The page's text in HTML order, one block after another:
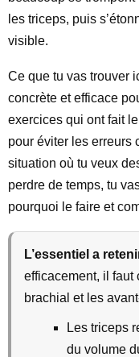
les triceps, puis
visible.
Ce que tu vas trouver
concrète et efficace
exercices qui ont fait
pour éviter les erreurs
situation où tu veux
perdre de temps, tu
pourquoi le faire et
L’essentiel a
efficacement, il faut
brachial et les
Les triceps
du volume